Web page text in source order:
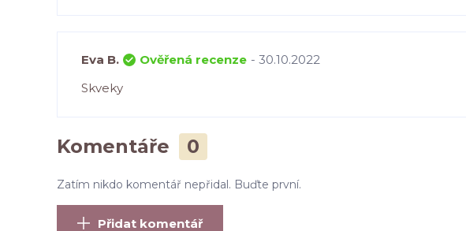
Eva B. Ověřená recenze - 30.10.2022
Skveky
Komentáře 0
Zatím nikdo komentář nepřidal. Buďte první.
Přidat komentář